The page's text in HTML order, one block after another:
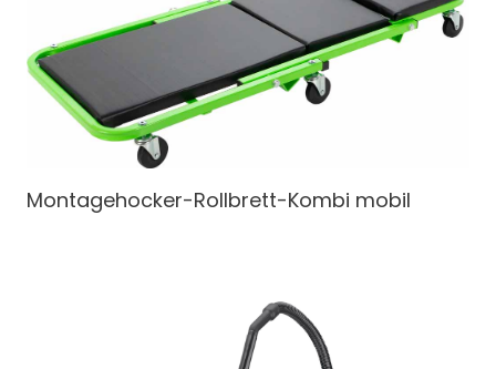
Montagehocker-Rollbrett-Kombi mobil